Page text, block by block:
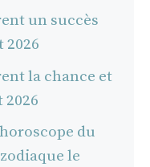
un succès
la chance et
du
le